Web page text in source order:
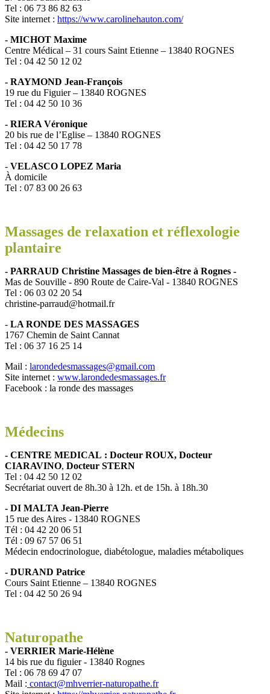
Tel : 06 73 86 82 63
Site internet : https://www.carolinehauton.com/
- MICHOT Maxime
Centre Médical – 31 cours Saint Etienne – 13840 ROGNES
Tel : 04 42 50 12 02
- RAYMOND Jean-François
19 rue du Figuier – 13840 ROGNES
Tel : 04 42 50 10 36
- RIERA Véronique
20 bis rue de l’Eglise – 13840 ROGNES
Tel : 04 42 50 17 78
- VELASCO LOPEZ Maria
À domicile
Tel : 07 83 00 26 63
Massages de relaxation et réflexologie
plantaire
- PARRAUD Christine Massages de bien-être à Rognes -
Mas de Souville - 890 Route de Caire-Val - 13840 ROGNES
Tel : 06 03 02 20 54
christine-parraud@hotmail.fr
- LA RONDE DES MASSAGES
1767 Chemin de Saint Cannat
Tel : 06 37 16 25 14
Mail : larondedesmassages@gmail.com
Site internet : www.larondedesmassages.fr
Facebook : la ronde des massages
Médecins
- CENTRE MEDICAL : Docteur ROUX, Docteur
CIARAVINO, Docteur STERN
Tel : 04 42 50 12 02
Secrétariat ouvert de 8h.30 à 12h. et de 15h. à 18h.30
- DI MALTA Jean-Pierre
15 rue des Aires - 13840 ROGNES
Tél : 04 42 20 06 51
Tél : 09 67 57 06 51
Médecin endocrinologue, diabétologue, maladies métaboliques
- DURAND Patrice
Cours Saint Etienne – 13840 ROGNES
Tel : 04 42 50 26 94
Naturopathe
- VERRIER Marie-Hélène
14 bis rue du figuier - 13840 Rognes
Tel : 06 78 69 47 07
Mail : contact@mhverrier-naturopathe.fr